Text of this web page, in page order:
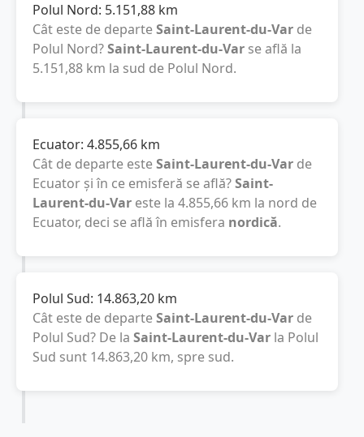
Polul Nord: 5.151,88 km
Cât este de departeSaint-Laurent-du-Var de
Polul Nord?Saint-Laurent-du-Var se află la
5.151,88 km la sud de Polul Nord.
Ecuator: 4.855,66 km
Cât de departe esteSaint-Laurent-du-Var de
Ecuator și în ce emisferă se află?Saint-
Laurent-du-Var este la 4.855,66 km la nord de
Ecuator, deci se află în emisfera nordică.
Polul Sud: 14.863,20 km
Cât este de departeSaint-Laurent-du-Var de
Polul Sud? De la Saint-Laurent-du-Var la Polul
Sud sunt 14.863,20 km, spre sud.